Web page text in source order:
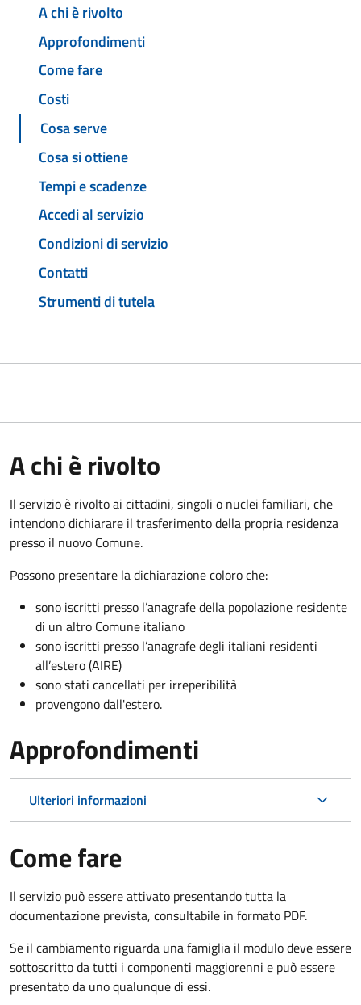
A chi è rivolto
Approfondimenti
Come fare
Costi
Cosa serve
Cosa si ottiene
Tempi e scadenze
Accedi al servizio
Condizioni di servizio
Contatti
Strumenti di tutela
A chi è rivolto
Il servizio è rivolto ai cittadini, singoli o nuclei familiari, che
intendono dichiarare il trasferimento della propria residenza
presso il nuovo Comune.
Possono presentare la dichiarazione coloroche:
sono iscritti presso l’anagrafe della popolazione residente
di un altro Comune italiano
sono iscritti presso l’anagrafe degli italiani residenti
all’estero (AIRE)
sono stati cancellati per irreperibilità
provengono dall'estero.
Approfondimenti
Ulteriori informazioni
Come fare
Il servizio può essere attivato presentando tutta la
documentazione prevista, consultabile in formato PDF.
Se il cambiamento riguarda una famiglia il modulo deve essere
sottoscritto da tutti i componenti maggiorenni e può essere
presentato da uno qualunque di essi.